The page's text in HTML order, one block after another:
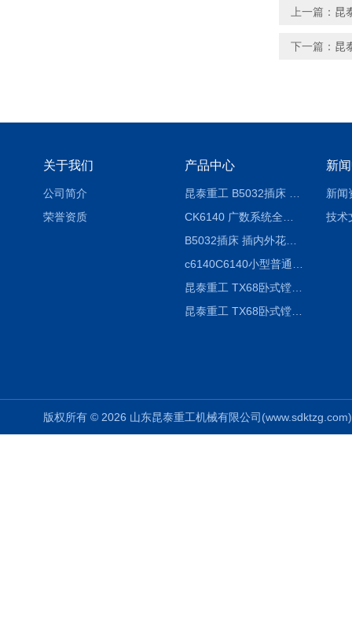
上一篇： 昆
下一篇： 昆
关于我们
公司简介
荣誉资质
产品中心
B5032插床 插内外花键槽 B5020液压立式插床
昆泰重工 TX68卧式镗床 镗孔机 镗缸机
昆泰重工 TX68卧式镗床 镗孔机 镗缸机 单柱
新
新闻
技术
版权所有 © 2026 山东昆泰重工机械有限公司